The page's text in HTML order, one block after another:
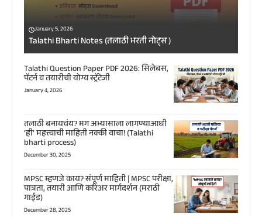
January 5, 2026
Talathi Bharti Notes (तलाठी भरती नोट्स )
Talathi Question Paper PDF 2026: सिलेबस,
पॅटर्न व तयारीची योग्य स्ट्रॅटेजी
January 4, 2026
तलाठी बनायचंय? मग अभ्यासाला लागण्याआधी
‘ही’ महत्त्वाची माहिती नक्की वाचा! (Talathi
bharti process)
December 30, 2025
MPSC म्हणजे काय? संपूर्ण माहिती | MPSC परीक्षा,
पात्रता, तयारी आणि करिअर मार्गदर्शन (मराठी
गाईड)
December 28, 2025